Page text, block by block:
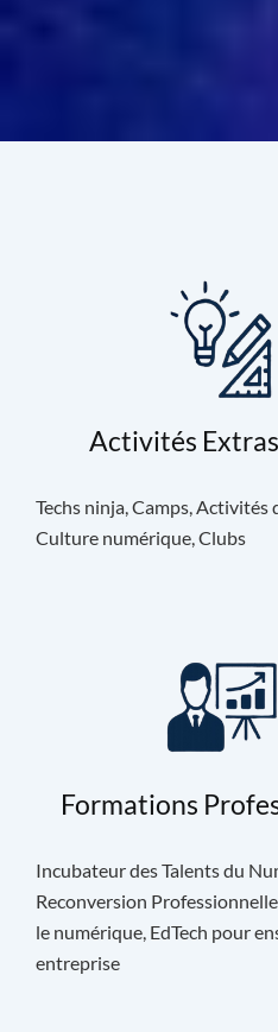
Activités
Techs ninja, Camps, Activités
Culture numérique, Clubs
Formations
Incubateur des Talents du
Reconversion
le numérique, EdTech pour
entreprise